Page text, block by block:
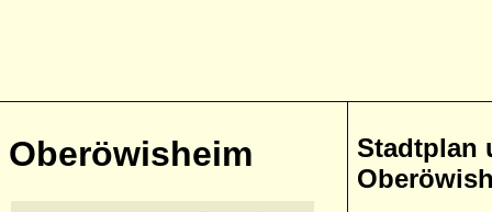
Oberöwisheim
Stadtplan